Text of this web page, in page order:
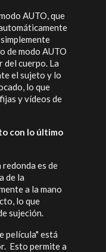
AUTO, que
de modo AUTO
del cuerpo. La
el sujeto y lo
lo que
y vídeos de
con lo último
es de
de la
a la mano
lo que
sujeción.
película" está
Esto permite a